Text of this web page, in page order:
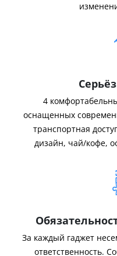
4
оснащенных
транспортная
дизайн, чай/кофе,
За каждый гаджет
ответственность.